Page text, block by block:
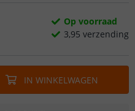
Op voorraad
3,95 verzending
IN WINKELWAGEN